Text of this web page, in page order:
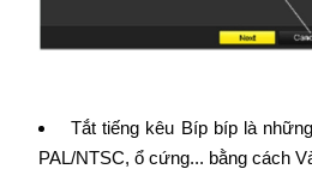
Tắt tiếng kêu Bíp bíp là
PAL/NTSC, ổ cứng... bằng cách